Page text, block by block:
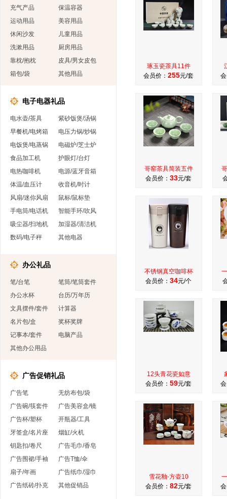
充气产品
保温容器
运动用品
美容用品
休闲沙发
儿童用品
洗漱用品
厨房用品
靠枕/抱枕
皮具/男女皮包
箱包/袋
其他用品
电子电器礼品
电水壶/茶具
紫砂饭煲/汤锅
早餐机/电烤箱
电压力锅/炒锅
电饭煲/电蒸锅
电磁炉/芝士炉
食品加工机
护眼灯/台灯
电热咖啡机
电源/蓝牙音箱
体温/血压计
收音机/时计
风扇/迷你风扇
鼠标/鼠标垫
手电筒/电话机
智能手环/吹风
吸尘器/扫地机
加湿器/清洁机
数码/电子秤
其他电器
办公礼品
笔/台笔
笔筒/笔筒套件
办公水杯
台历/万年历
文具摆件/套件
计算器
名片包/盒
奖杯奖牌
记事本/套件
电脑产品
其他办公用品
广告促销礼品
广告笔
无纺布包/袋
广告碗/筷套件
广告美容盒/镜
广告杯/塑杯
开瓶器/工具
牙签盒/名片座
烟缸/火机
钥匙扣/卷尺
广告毛巾/香皂
广告围裙/手袖
广告T恤/伞
扇子/年画
广告纸巾/湿巾
广告纸砖/扑克
其他促销品
琢玉瓷茶具11件
会员价： 255元/套
哥窑茶具简装五件
会员价： 33元/套
不锈钢真空咖啡杯
会员价： 34元/个
12头青花瓷如意
会员价： 59元/套
雪花釉-方壶10
会员价： 82元/套